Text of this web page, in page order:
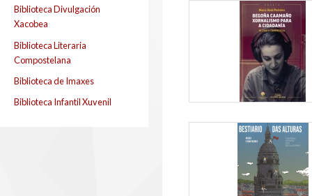
Biblioteca Divulgación
Xacobea
Biblioteca Literaria
Compostelana
Biblioteca de Imaxes
Biblioteca Infantil Xuvenil